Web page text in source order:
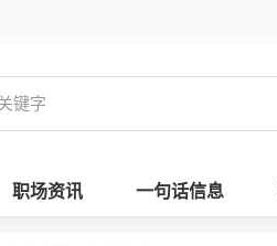
职场资讯 一句话信息